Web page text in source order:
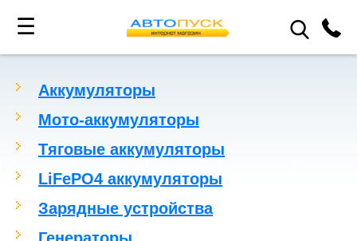
☰
Аккумуляторы
Мото-аккумуляторы
Тяговые аккумуляторы
LiFePO4 аккумуляторы
Зарядные устройства